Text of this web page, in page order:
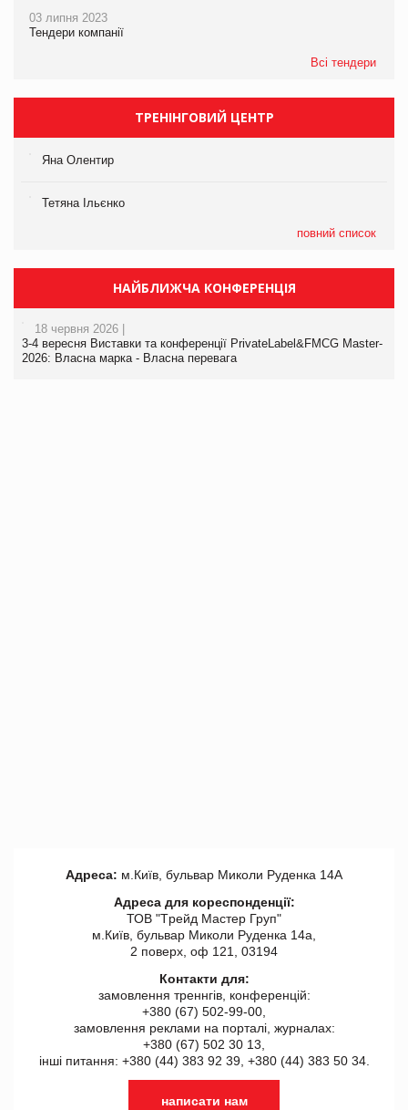
03 липня 2023
Тендери компанії
Всі тендери
ТРЕНІНГОВИЙ ЦЕНТР
Яна Олентир
Тетяна Ільєнко
повний список
НАЙБЛИЖЧА КОНФЕРЕНЦІЯ
18 червня 2026 |
3-4 вересня Виставки та конференції PrivateLabel&FMCG Master-
2026: Власна марка - Власна перевага
Адреса: м.Київ, бульвар Миколи Руденка 14А
Адреса для кореспонденції:
ТОВ "Tрейд Мастер Груп"
м.Київ, бульвар Миколи Руденка 14а,
2 поверх, оф 121, 03194
Контакти для:
замовлення треннгів, конференцій:
+380 (67) 502-99-00,
замовлення реклами на порталі, журналах:
+380 (67) 502 30 13,
інші питання: +380 (44) 383 92 39, +380 (44) 383 50 34.
написати нам